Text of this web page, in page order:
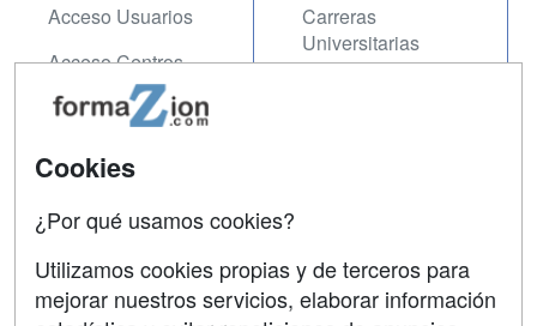
Acceso Usuarios
Acceso Centros
Carreras
Universitarias
Contactar
Copyleft
Cookies
¿Por qué usamos cookies?
Utilizamos cookies propias y de terceros para
mejorar nuestros servicios, elaborar información